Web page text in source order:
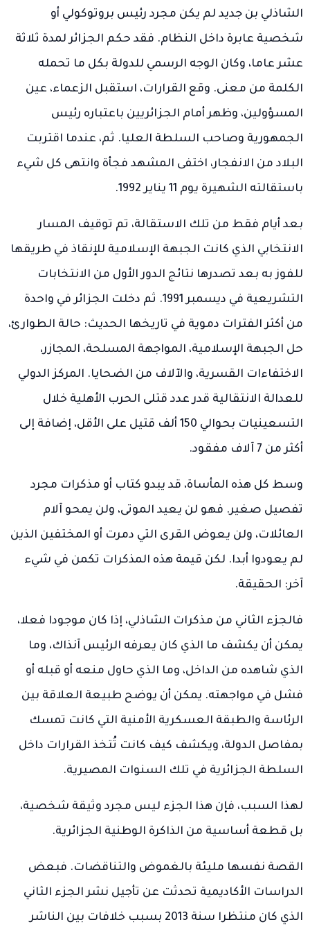
الشاذلي بن جديد لم يكن مجرد رئيس بروتوكولي أو
شخصية عابرة داخل النظام. فقد حكم الجزائر لمدة ثلاثة
عشر عاما، وكان الوجه الرسمي للدولة بكل ما تحمله
الكلمة من معنى. وقع القرارات، استقبل الزعماء، عين
المسؤولين، وظهر أمام الجزائريين باعتباره رئيس
الجمهورية وصاحب السلطة العليا. ثم، عندما اقتربت
البلاد من الانفجار، اختفى المشهد فجأة وانتهى كل شيء
باستقالته الشهيرة يوم 11 يناير 1992.
بعد أيام فقط من تلك الاستقالة، تم توقيف المسار
الانتخابي الذي كانت الجبهة الإسلامية للإنقاذ في طريقها
للفوز به بعد تصدرها نتائج الدور الأول من الانتخابات
التشريعية في ديسمبر 1991. ثم دخلت الجزائر في واحدة
من أكثر الفترات دموية في تاريخها الحديث: حالة الطوارئ،
حل الجبهة الإسلامية، المواجهة المسلحة، المجازر،
الاختفاءات القسرية، والآلاف من الضحايا. المركز الدولي
للعدالة الانتقالية قدر عدد قتلى الحرب الأهلية خلال
التسعينيات بحوالي 150 ألف قتيل على الأقل، إضافة إلى
أكثر من 7 آلاف مفقود.
وسط كل هذه المأساة، قد يبدو كتاب أو مذكرات مجرد
تفصيل صغير. فهو لن يعيد الموتى، ولن يمحو آلام
العائلات، ولن يعوض القرى التي دمرت أو المختفين الذين
لم يعودوا أبدا. لكن قيمة هذه المذكرات تكمن في شيء
آخر: الحقيقة.
فالجزء الثاني من مذكرات الشاذلي، إذا كان موجودا فعلا،
يمكن أن يكشف ما الذي كان يعرفه الرئيس آنذاك، وما
الذي شاهده من الداخل، وما الذي حاول منعه أو قبله أو
فشل في مواجهته. يمكن أن يوضح طبيعة العلاقة بين
الرئاسة والطبقة العسكرية الأمنية التي كانت تمسك
بمفاصل الدولة، ويكشف كيف كانت تُتخذ القرارات داخل
السلطة الجزائرية في تلك السنوات المصيرية.
لهذا السبب، فإن هذا الجزء ليس مجرد وثيقة شخصية،
بل قطعة أساسية من الذاكرة الوطنية الجزائرية.
القصة نفسها مليئة بالغموض والتناقضات. فبعض
الدراسات الأكاديمية تحدثت عن تأجيل نشر الجزء الثاني
الذي كان منتظرا سنة 2013 بسبب خلافات بين الناشر